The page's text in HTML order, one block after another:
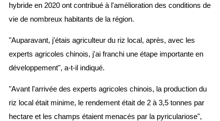
hybride en 2020 ont contribué à l'amélioration des conditions de
vie de nombreux habitants de la région.
"Auparavant, j'étais agriculteur du riz local, après, avec les
experts agricoles chinois, j'ai franchi une étape importante en
développement", a-t-il indiqué.
"Avant l'arrivée des experts agricoles chinois, la production du
riz local était minime, le rendement était de 2 à 3,5 tonnes par
hectare et les champs étaient menacés par la pyriculariose",